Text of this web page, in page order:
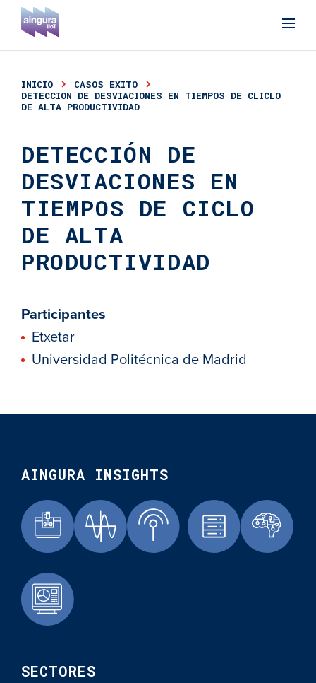
INICIO
CASOS EXITO
DETECCION DE DESVIACIONES EN TIEMPOS DE CLICLO
DE ALTA PRODUCTIVIDAD
DETECCIÓN DE
DESVIACIONES EN
TIEMPOS DE CICLO
DE ALTA
PRODUCTIVIDAD
Participantes
Etxetar
Universidad Politécnica de Madrid
AINGURA INSIGHTS
SECTORES